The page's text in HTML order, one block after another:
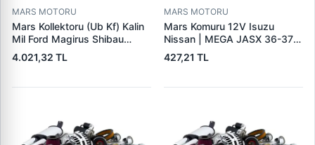
MARS MOTORU
Mars Kollektoru (Ub Kf) Kalin
Mil Ford Magirus Shibau
TM30 Steyr | MAKO
72313641 | OEM 72313641
4.021,32 TL
MARS MOTORU
Mars Komuru 12V Isuzu
Nissan | MEGA JASX 36-37 |
OEM JASX36-37
427,21 TL